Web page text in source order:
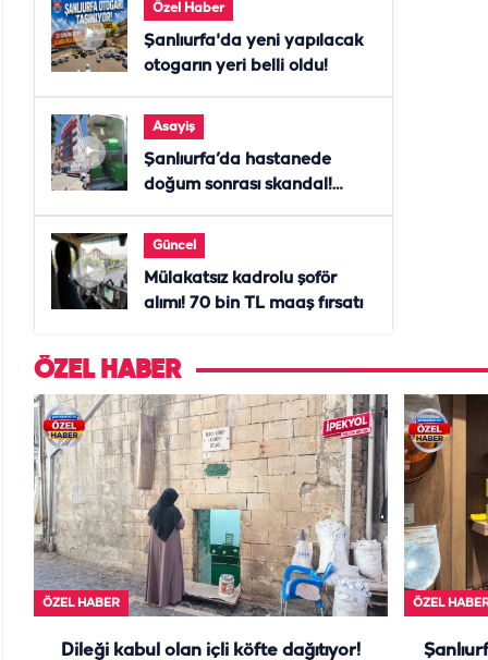
Özel Haber
Şanlıurfa'da yeni yapılacak
otogarın yeri belli oldu!
Asayiş
Şanlıurfa’da hastanede
doğum sonrası skandal!
Anne öldü, doktor tutuklandı
Güncel
Mülakatsız kadrolu şoför
alımı! 70 bin TL maaş fırsatı
ÖZEL HABER
ÖZEL HABER
Dileği kabul olan içli köfte dağıtıyor!
ÖZEL